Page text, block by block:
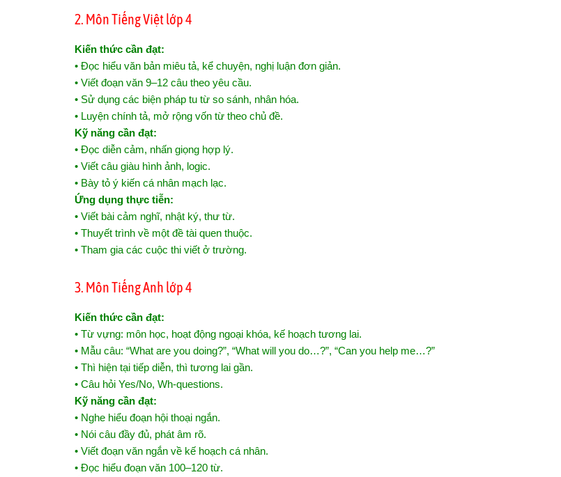
2. Môn Tiếng Việt lớp 4
Kiến thức cần đạt:
• Đọc hiểu văn bản miêu tả, kể chuyện, nghị luận đơn giản.
• Viết đoạn văn 9–12 câu theo yêu cầu.
• Sử dụng các biện pháp tu từ so sánh, nhân hóa.
• Luyện chính tả, mở rộng vốn từ theo chủ đề.
Kỹ năng cần đạt:
• Đọc diễn cảm, nhấn giọng hợp lý.
• Viết câu giàu hình ảnh, logic.
• Bày tỏ ý kiến cá nhân mạch lạc.
Ứng dụng thực tiễn:
• Viết bài cảm nghĩ, nhật ký, thư từ.
• Thuyết trình về một đề tài quen thuộc.
• Tham gia các cuộc thi viết ở trường.
3. Môn Tiếng Anh lớp 4
Kiến thức cần đạt:
• Từ vựng: môn học, hoạt động ngoại khóa, kế hoạch tương lai.
• Mẫu câu: “What are you doing?”, “What will you do…?”, “Can you help me…?”
• Thì hiện tại tiếp diễn, thì tương lai gần.
• Câu hỏi Yes/No, Wh-questions.
Kỹ năng cần đạt:
• Nghe hiểu đoạn hội thoại ngắn.
• Nói câu đầy đủ, phát âm rõ.
• Viết đoạn văn ngắn về kế hoạch cá nhân.
• Đọc hiểu đoạn văn 100–120 từ.